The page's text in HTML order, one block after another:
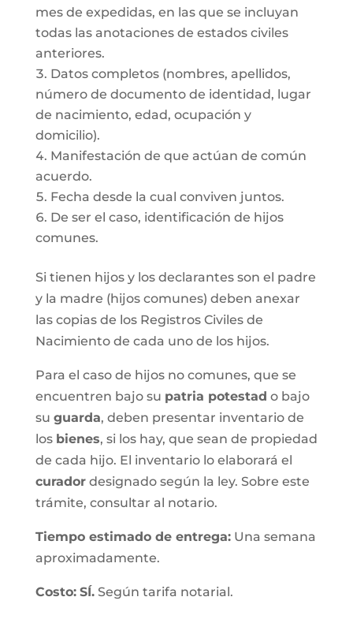
mes de expedidas, en las que se incluyan
todas las anotaciones de estados civiles
anteriores.
Datos completos (nombres, apellidos,
número de documento de identidad, lugar
de nacimiento, edad, ocupación y
domicilio).
Manifestación de que actúan de común
acuerdo.
Fecha desde la cual conviven juntos.
De ser el caso, identificación de hijos
comunes.
Si tienen hijos y los declarantes son el padre
y la madre (hijos comunes) deben anexar
las copias de los Registros Civiles de
Nacimiento de cada uno de los hijos.
Para el caso de hijos no comunes, que se
encuentren bajo su patria potestad o bajo
su guarda, deben presentar inventario de
los bienes, si los hay, que sean de propiedad
de cada hijo. El inventario lo elaborará el
curadordesignado según la ley. Sobre este
trámite, consultar al notario.
Tiempo estimado de entrega:Una semana
aproximadamente.
Costo: SÍ.Según tarifa notarial.